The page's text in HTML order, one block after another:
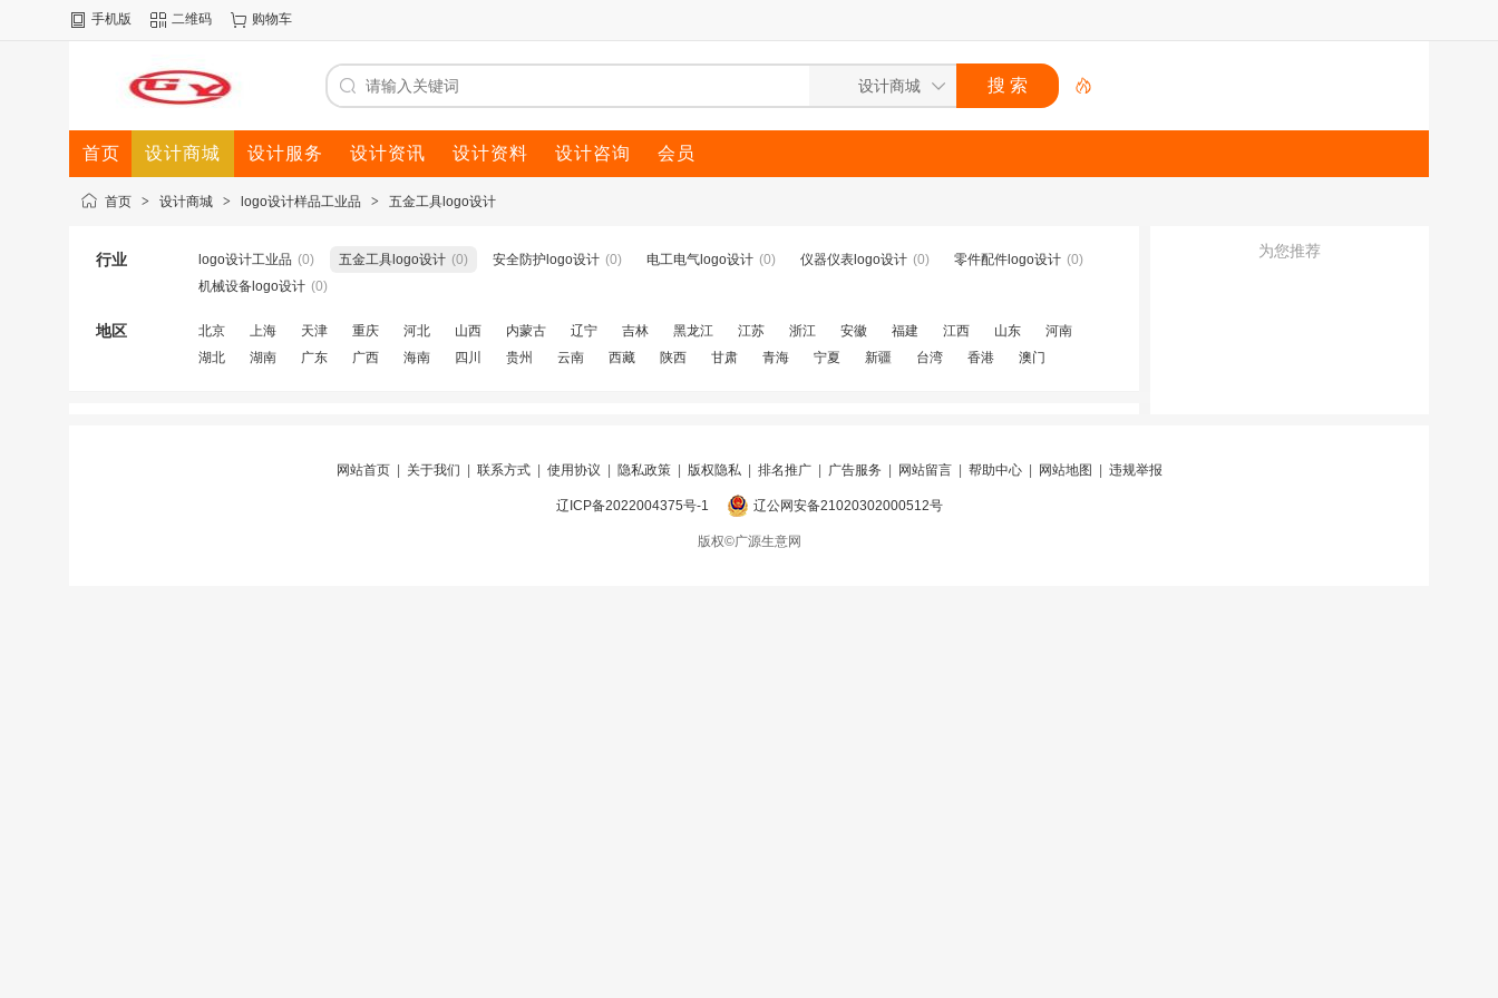
手机版 二维码 购物车
首页 设计商城 设计服务 设计资讯 设计资料 设计咨询 会员
首页 > 设计商城 > logo设计样品工业品 > 五金工具logo设计
行业 logo设计工业品 (0) 五金工具logo设计 (0) 安全防护logo设计 (0) 电工电气logo设计 (0) 仪器仪表logo设计 (0) 零件配件logo设计 (0)
机械设备logo设计 (0)
地区 北京 上海 天津 重庆 河北 山西 内蒙古 辽宁 吉林 黑龙江 江苏 浙江 安徽 福建 江西 山东
河南
湖北
湖南 广东 广西 海南 四川 贵州 云南 西藏 陕西 甘肃 青海 宁夏 新疆 台湾 香港 澳门
为您推荐
网站首页| 关于我们 联系方式| 使用协议 隐私政策| 版权隐私| 排名推广| 广告服务 网站留言| 帮助中心| 网站地图 违规举报
辽ICP备2022004375号-1 辽公网安备21020302000512号
版权©广源生意网